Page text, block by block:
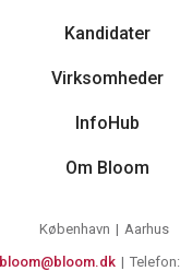
Kandidater
Virksomheder
InfoHub
Om Bloom
København
Aarhus
bloom@bloom.dk Telefon: